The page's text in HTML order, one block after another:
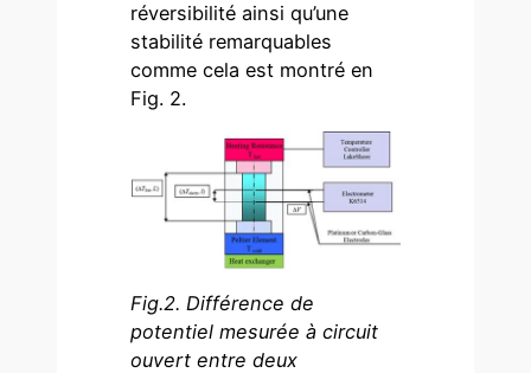
réversibilité ainsi qu’une
stabilité remarquables
comme cela est montré en
Fig. 2.
Fig.2. Différence de
potentiel mesurée à circuit
ouvert entre deux